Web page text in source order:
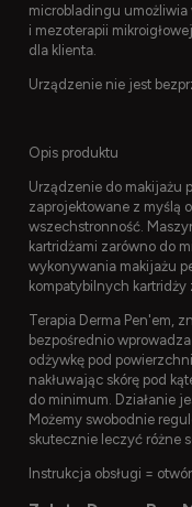
microbladingu umożliwia
i mezoterapii
dla klienta.
Urządzenie nie jest
Opis produktu
Urządzenie do makijażu
zaprojektowane z myślą
wszechstronność.
kartridżami zarówno do
wykonywania makijażu
kompatybilnych
Terapia Derma Pen'em,
bezpośrednio
odżywkę pod
nakłuwając skórę pod
do minimum. Działanie
Możemy swobodnie
skutecznie leczyć różne
Instrukcja obsługi =